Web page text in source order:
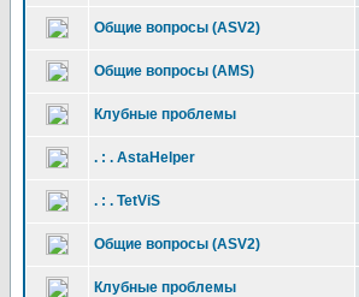
Общие вопросы (ASV2)
Общие вопросы (AMS)
Клубные проблемы
. : . AstaHelper
. : . TetViS
Общие вопросы (ASV2)
Клубные проблемы